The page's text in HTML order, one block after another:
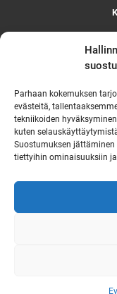
Parhaan kokemuksen
evästeitä,
tekniikoiden
kuten
Suostumuksen
tiettyihin ominaisuuksiin